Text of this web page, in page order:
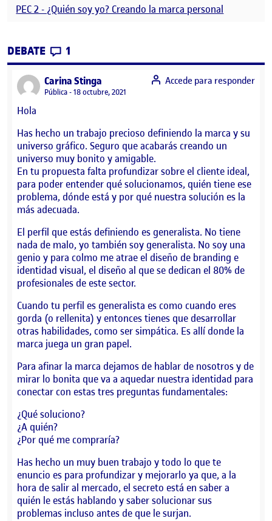
PEC 2 - ¿Quién soy yo? Creando la marca personal
DEBATE CONTRIBUTIONS
1
Carina Stinga
Visibilidad:
Pública 18 octubre, 2021
Hola
Has hecho un trabajo precioso definiendo la marca y su
universo gráfico. Seguro que acabarás creando un
universo muy bonito y amigable.
En tu propuesta falta profundizar sobre el cliente ideal,
para poder entender qué solucionamos, quién tiene ese
problema, dónde está y por qué nuestra solución es la
más adecuada.
El perfil que estás definiendo es generalista. No tiene
nada de malo, yo también soy generalista. No soy una
genio y para colmo me atrae el diseño de branding e
identidad visual, el diseño al que se dedican el 80% de
profesionales de este sector.
Cuando tu perfil es generalista es como cuando eres
gorda (o rellenita) y entonces tienes que desarrollar
otras habilidades, como ser simpática. Es allí donde la
marca juega un gran papel.
Para afinar la marca dejamos de hablar de nosotros y de
mirar lo bonita que va a aquedar nuestra identidad para
conectar con estas tres preguntas fundamentales:
¿Qué soluciono?
¿A quién?
¿Por qué me compraría?
Has hecho un muy buen trabajo y todo lo que te
enuncio es para profundizar y mejorarlo ya que, a la
hora de salir al mercado, el secreto está en saber a
quién le estás hablando y saber solucionar sus
problemas incluso antes de que le surjan.
Accede para responder